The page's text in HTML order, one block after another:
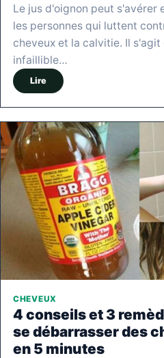
Le jus d'oignon peut s'avérer
les personnes qui luttent
cheveux et la calvitie. Il
infaillible…
Lire
CHEVEUX
4 conseils et 3
se débarrasser des
en 5 minutes